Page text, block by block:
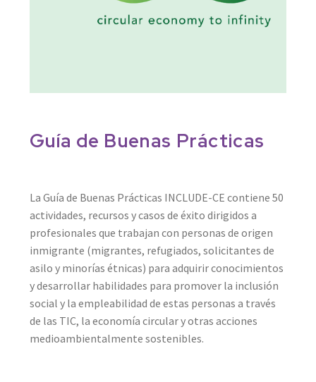
Guía de Buenas Prácticas
La Guía de Buenas Prácticas INCLUDE-CE contiene 50
actividades, recursos y casos de éxito dirigidos a
profesionales que trabajan con personas de origen
inmigrante (migrantes, refugiados, solicitantes de
asilo y minorías étnicas) para adquirir conocimientos
y desarrollar habilidades para promover la inclusión
social y la empleabilidad de estas personas a través
de las TIC, la economía circular y otras acciones
medioambientalmente sostenibles.